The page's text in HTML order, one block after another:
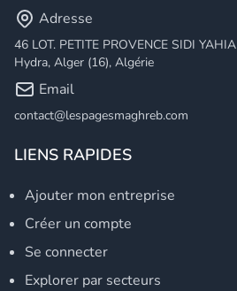
Adresse
46 LOT. PETITE PROVENCE SIDI YAHIA
Hydra, Alger (16), Algérie
Email
contact@lespagesmaghreb.com
LIENS RAPIDES
Ajouter mon entreprise
Créer un compte
Se connecter
Explorer par secteurs